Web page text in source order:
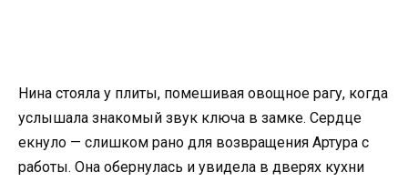
Нина стояла у плиты, помешивая овощное рагу, когда
услышала знакомый звук ключа в замке. Сердце
екнуло — слишком рано для возвращения Артура с
работы. Она обернулась и увидела в дверях кухни